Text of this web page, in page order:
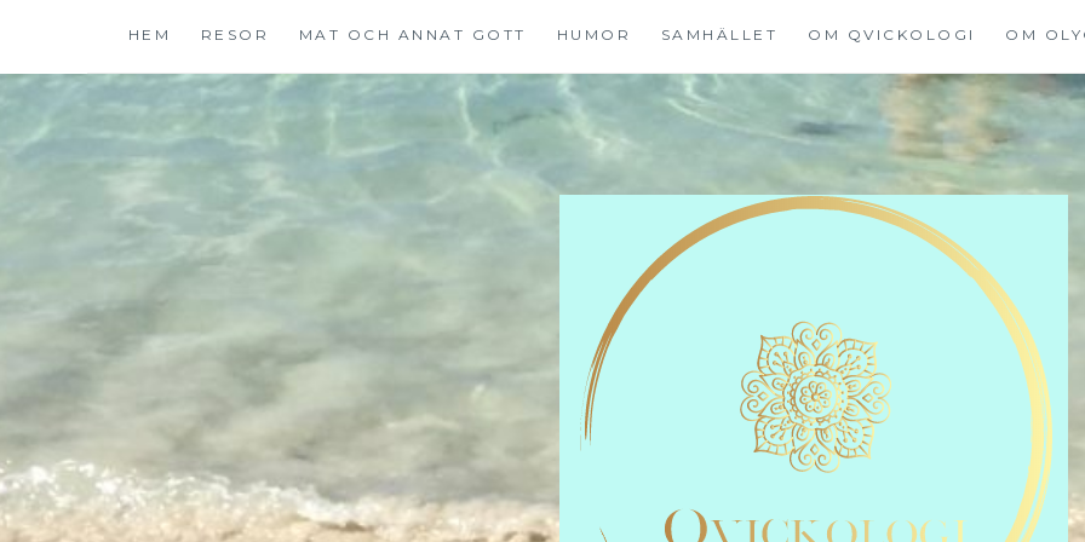
innehåll
HEM RESOR MAT OCH ANNAT GOTT HUMOR SAMHÄLLET OM QVICKOLOGI OM